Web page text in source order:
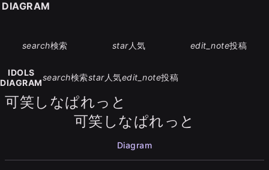
search検索 star人気 edit_note投稿
IDOLS
DIAGRAM
search検索star人気edit_note投稿
可笑しなぱれっと
可笑しなぱれっと
Diagram